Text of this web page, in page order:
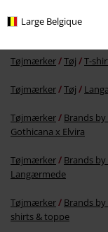
Large Belgique
Tøjmærker Tøj T-
Tøjmærker Tøj
Tøjmærker Brands by
Gothicana x Elvira
Tøjmærker Brands by
Langærmede
Tøjmærker Brands by
shirts & toppe